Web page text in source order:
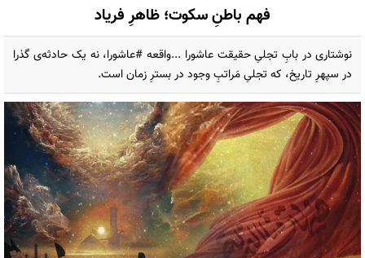
فهم باطنِ سکوت؛ ظاهرِ فریاد
نوشتاری در بابِ تجلیِ حقیقت عاشورا ...واقعه #عاشورا، نه یک حادثه‌ی گذرا
در سپهرِ تاریخ، که تجلیِ مَراتبِ وجود در بسترِ زمان است.